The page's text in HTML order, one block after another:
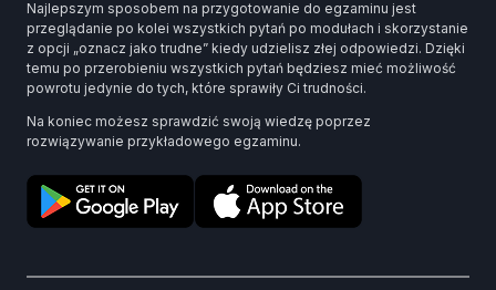
Najlepszym sposobem na przygotowanie do egzaminu jest
przeglądanie po kolei wszystkich pytań po modułach i skorzystanie
z opcji „oznacz jako trudne” kiedy udzielisz złej odpowiedzi. Dzięki
temu po przerobieniu wszystkich pytań będziesz mieć możliwość
powrotu jedynie do tych, które sprawiły Ci trudności.
Na koniec możesz sprawdzić swoją wiedzę poprzez
rozwiązywanie przykładowego egzaminu.